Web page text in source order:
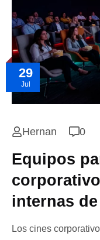
29
Jul
Hernan 0
Equipos
internas
Los cines